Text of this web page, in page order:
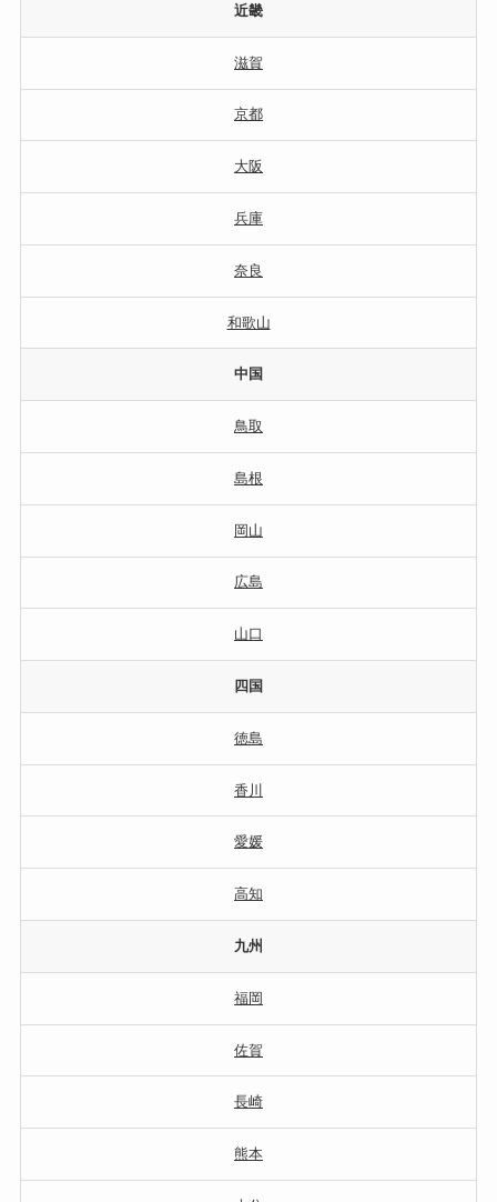
近畿
滋賀
京都
大阪
兵庫
奈良
和歌山
中国
鳥取
島根
岡山
広島
山口
四国
徳島
香川
愛媛
高知
九州
福岡
佐賀
長崎
熊本